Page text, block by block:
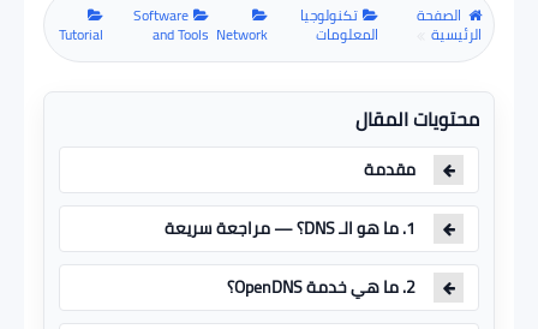
ألعاب
هاردوير
الصفحة
الرئيسية
تكنولوجيا
المعلومات Network
Software
and Tools
Tutorial
محتويات المقال
مقدمة
1. ما هو الـ DNS؟ — مراجعة سريعة
2. ما هي خدمة OpenDNS؟